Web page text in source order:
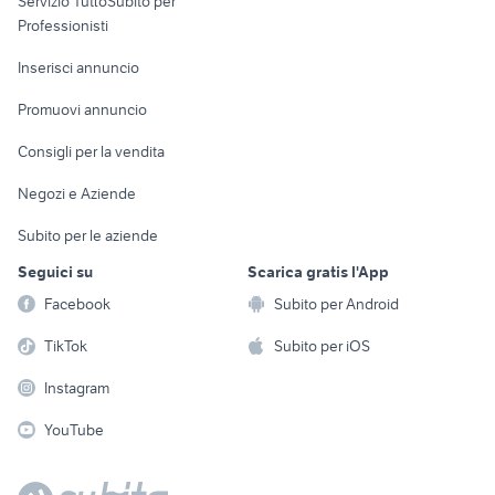
Informatica
Console e
Fotografia
Telefonia
Biciclette
Professionisti
Inserisci annuncio
Promuovi annuncio
Consigli per la vendita
Negozi e Aziende
Subito per le aziende
Seguici su
Facebook
TikTok
Instagram
YouTube
Scarica gratis l'App
Subito per Android
Subito per iOS